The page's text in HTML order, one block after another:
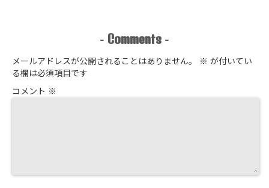
- Comments -
メールアドレスが公開されることはありません。 ※ が付いてい
る欄は必須項目です
コメント ※